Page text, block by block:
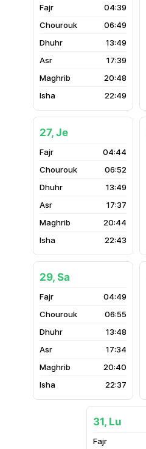
04:39
06:49
13:49
17:39
20:48
22:49
27, Je
04:44
06:52
13:49
17:37
20:44
22:43
29, Sa
04:49
06:55
13:48
17:34
20:40
22:37
31, Lu